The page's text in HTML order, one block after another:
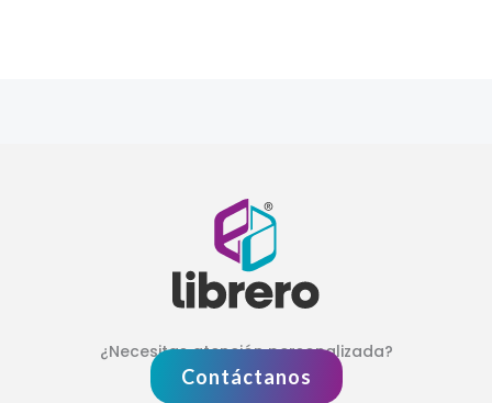
¿Necesitas atención personalizada?
Contáctanos